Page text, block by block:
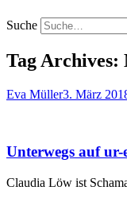
Suche
Tag Archives:
Eva Müller3. März
Unterwegs auf
Claudia Löw ist